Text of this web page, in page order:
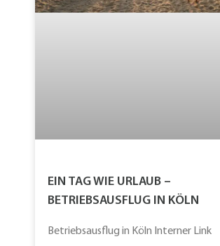
EIN TAG WIE URLAUB –
BETRIEBSAUSFLUG IN KÖLN
Betriebsausflug in Köln Interner Link